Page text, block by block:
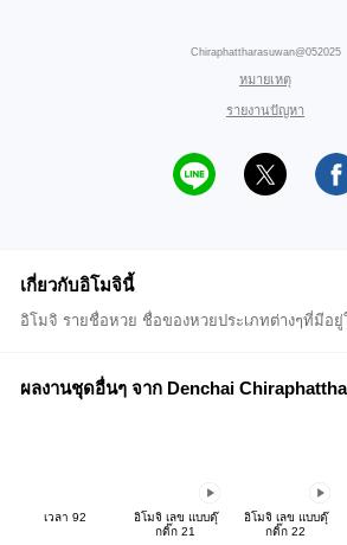
Chiraphattharasuwan@052025
หมายเหตุ
รายงานปัญหา
เกี่ยวกับอิโมจินี้
อิโมจิ รายชื่อหวย ชื่อของหวยประเภทต่างๆที่มีอยู่
ผลงานชุดอื่นๆ จาก Denchai
เวลา 92
อิโมจิ เลข แบบดุ๊
กดิ๊ก 21
อิโมจิ เลข แบบดุ๊
กดิ๊ก 22